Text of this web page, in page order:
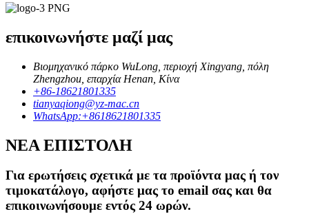
επικοινωνήστε μαζί μας
Βιομηχανικό πάρκο WuLong, περιοχή Xingyang, πόλη
Zhengzhou, επαρχία Henan, Κίνα
+86-18621801335
tianyaqiong@yz-mac.cn
WhatsApp:+8618621801335
ΝΕΑ ΕΠΙΣΤΟΛΗ
Για ερωτήσεις σχετικά με τα προϊόντα μας ή τον
τιμοκατάλογο, αφήστε μας το email σας και θα
επικοινωνήσουμε εντός 24 ωρών.